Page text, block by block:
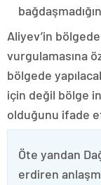
Aliyev’in
vurgulamasına
bölgede
için değil bölge
olduğunu ifade
Öte yandan
erdiren